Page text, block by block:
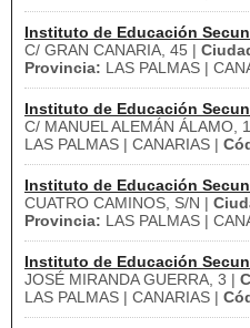
Instituto de Educación
C/ GRAN CANARIA, 45 |
Provincia: LAS PALMAS |
Instituto de Educación
C/ MANUEL ALEMÁN ÁLAMO,
LAS PALMAS | CANARIAS |
Instituto de Educación
CUATRO CAMINOS, S/N |
Provincia: LAS PALMAS |
Instituto de Educación
JOSÉ MIRANDA GUERRA, 3 |
LAS PALMAS | CANARIAS |